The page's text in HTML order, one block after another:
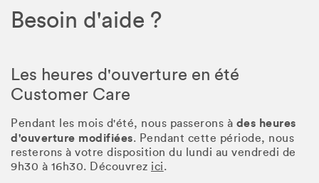
Besoin d'aide ?
Les heures d'ouverture en été
Customer Care
Pendant les mois d'été, nous passerons à des heures
d'ouverture modifiées. Pendant cette période, nous
resterons à votre disposition du lundi au vendredi de
9h30 à 16h30. Découvrez ici.